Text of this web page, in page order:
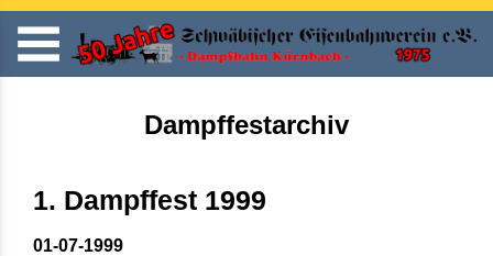
Dampffestarchiv
1. Dampffest 1999
01-07-1999